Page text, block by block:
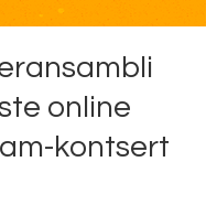
online
kontsert